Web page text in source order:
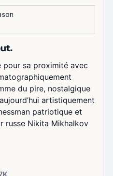
pour sa proximité avec
du pire, nostalgique
artistiquement
patriotique et
russe Nikita Mikhalkov